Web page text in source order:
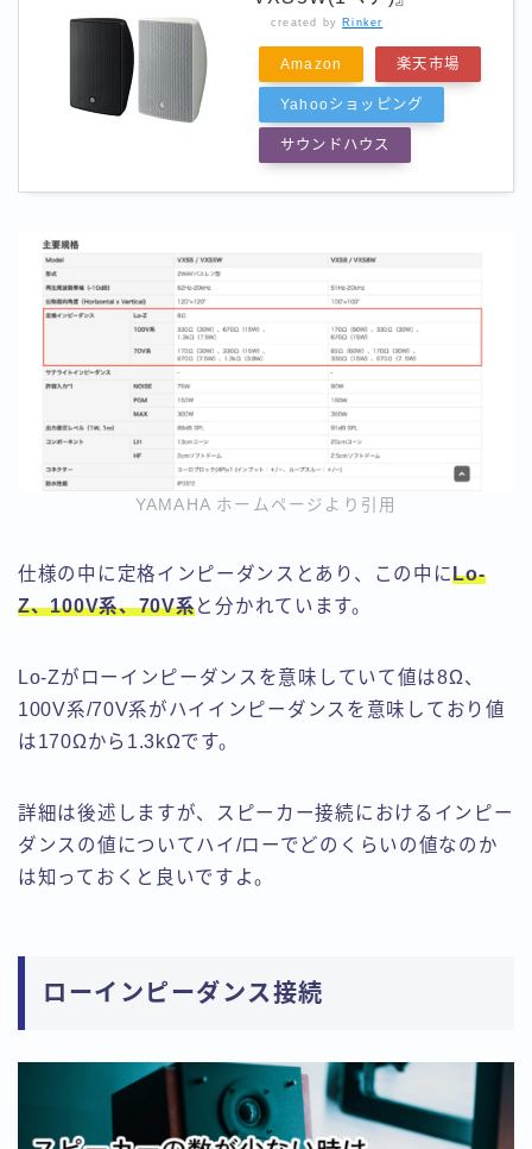
created by Rinker
Amazon 楽天市場
Yahooショッピング
サウンドハウス
YAMAHA ホームページより引用
仕様の中に定格インピーダンスとあり、この中にLo-
Z、100V系、70V系と分かれています。
Lo-Zがローインピーダンスを意味していて値は8Ω、
100V系/70V系がハイインピーダンスを意味しており値
は170Ωから1.3kΩです。
詳細は後述しますが、スピーカー接続におけるインピー
ダンスの値についてハイ/ローでどのくらいの値なのか
は知っておくと良いですよ。
ローインピーダンス接続